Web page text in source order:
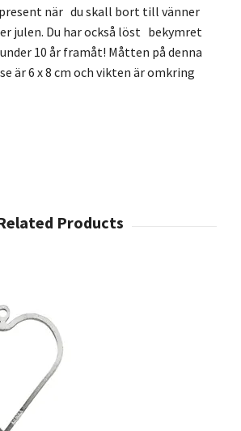
när du skall bort till vänner
julen. Du har också löst bekymret
10 år framåt! Måtten på denna
är 6 x 8 cm och vikten är omkring